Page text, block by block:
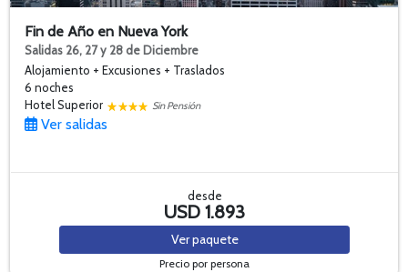
Fin de Año en Nueva York
Salidas 26, 27 y 28 de Diciembre
Alojamiento + Excusiones + Traslados
6 noches
Hotel Superior
Sin Pensión
Ver salidas
desde
USD 1.893
Verpaquete
Precio por persona